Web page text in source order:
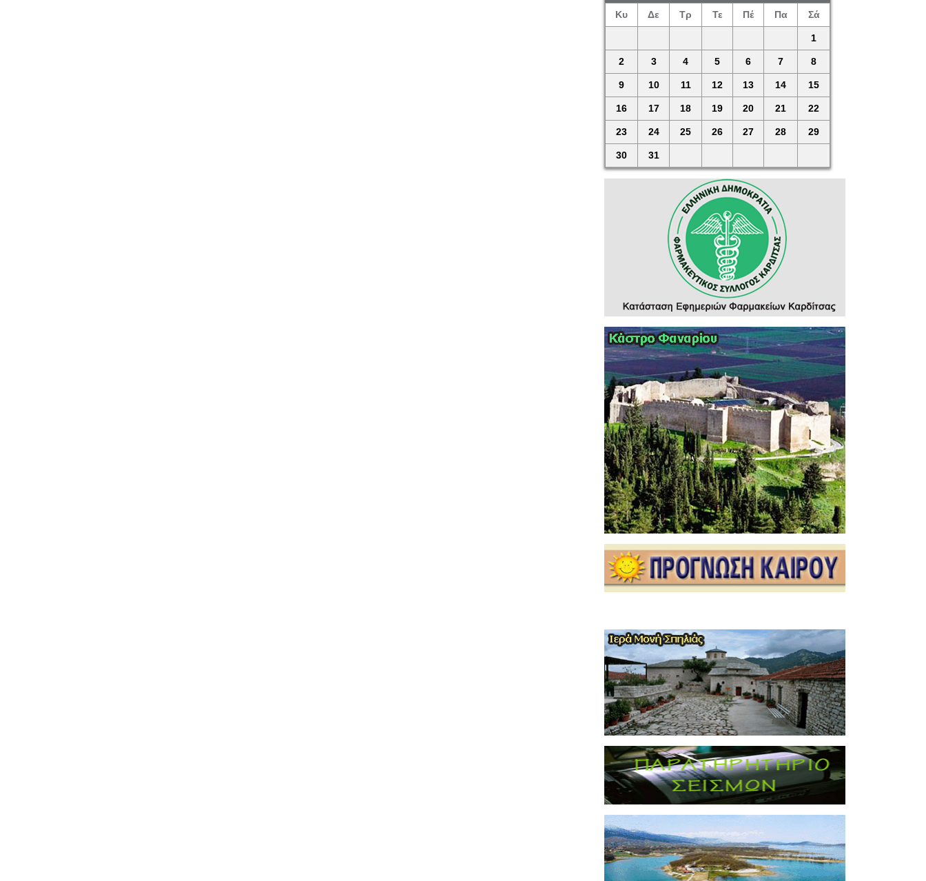
Κυ Δε Τρ Τε Πέ Πα Σά
1
2 3 4 5 6 7 8
9 10 11 12 13 14 15
16 17 18 19 20 21 22
23 24 25 26 27 28 29
30 31